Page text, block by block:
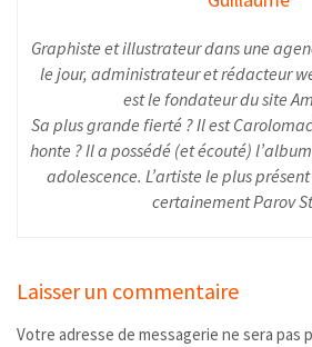
Graphiste et illustrateur dans une
le jour, administrateur et rédacteur
est le fondateur du site
Sa plus grande fierté ? Il est
honte ? Il a possédé (et écouté)
adolescence. L’artiste le plus
certainement Parov
Laisser un commentaire
Votre adresse de messagerie ne sera pas